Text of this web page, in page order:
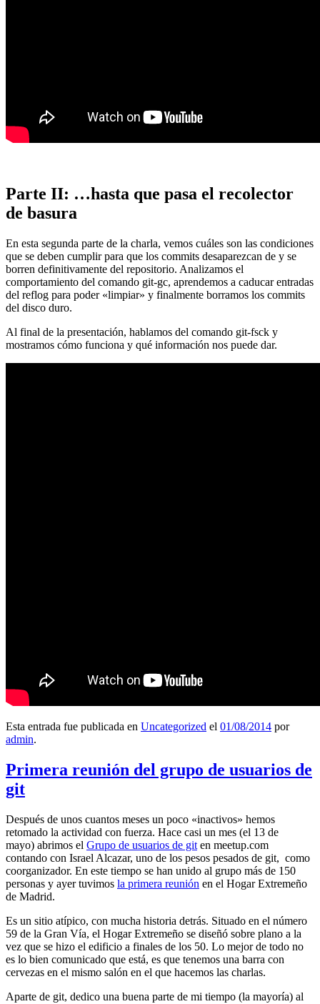
Parte II: …hasta que pasa el recolector
de basura
En esta segunda parte de la charla, vemos cuáles son las condiciones
que se deben cumplir para que los commits desaparezcan de y se
borren definitivamente del repositorio. Analizamos el
comportamiento del comando git-gc, aprendemos a caducar entradas
del reflog para poder «limpiar» y finalmente borramos los commits
del disco duro.
Al final de la presentación, hablamos del comando git-fsck y
mostramos cómo funciona y qué información nos puede dar.
Esta entrada fue publicada en Uncategorized el 01/08/2014 por
admin.
Primera reunión del grupo de usuarios de
git
Después de unos cuantos meses un poco «inactivos» hemos
retomado la actividad con fuerza. Hace casi un mes (el 13 de
mayo) abrimos el Grupo de usuarios de git en meetup.com
contando con Israel Alcazar, uno de los pesos pesados de git, como
coorganizador. En este tiempo se han unido al grupo más de 150
personas y ayer tuvimos la primera reunión en el Hogar Extremeño
de Madrid.
Es un sitio atípico, con mucha historia detrás. Situado en el número
59 de la Gran Vía, el Hogar Extremeño se diseñó sobre plano a la
vez que se hizo el edificio a finales de los 50. Lo mejor de todo no
es lo bien comunicado que está, es que tenemos una barra con
cervezas en el mismo salón en el que hacemos las charlas.
Aparte de git, dedico una buena parte de mi tiempo (la mayoría) al